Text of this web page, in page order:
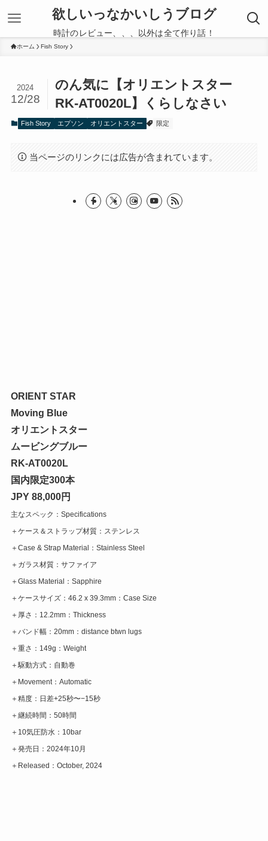
欲しいっなかいしうブログ
時計のレビュー、、、以外は全て作り話！
ホーム Fish Story
のん気に【オリエントスター
RK-AT0020L】くらしなさい
2024
12/28
Fish Story エプソン オリエントスター 限定
当ページのリンクには広告が含まれています。
ORIENT STAR
Moving Blue
オリエントスター
ムービングブルー
RK-AT0020L
国内限定300本
JPY 88,000円
主なスペック：Specifications
＋ケース＆ストラップ材質：ステンレス
＋Case & Strap Material：Stainless Steel
＋ガラス材質：サファイア
＋Glass Material：Sapphire
＋ケースサイズ：46.2 x 39.3mm：Case Size
＋厚さ：12.2mm：Thickness
＋バンド幅：20mm：distance btwn lugs
＋重さ：149g：Weight
＋駆動方式：自動巻
＋Movement：Automatic
＋精度：日差+25秒〜−15秒
＋継続時間：50時間
＋10気圧防水：10bar
＋発売日：2024年10月
＋Released：October, 2024